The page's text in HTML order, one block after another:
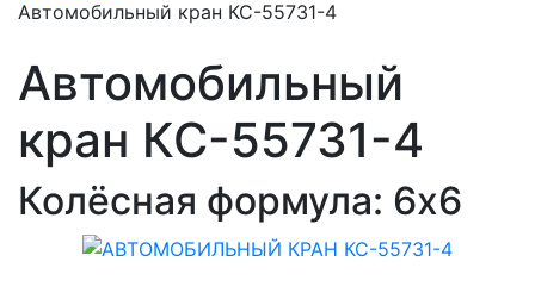
Автомобильный кран КС-55731-4
Автомобильный
кран КС-55731-4
Колёсная формула: 6х6